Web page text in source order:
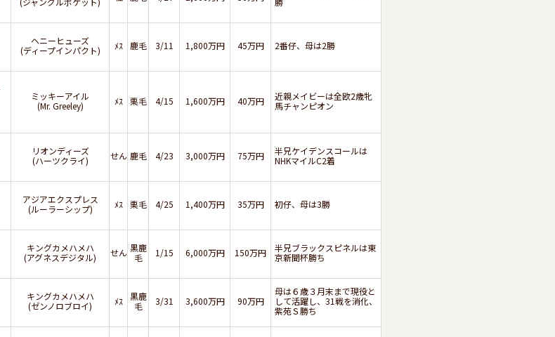
ヘニーヒューズ
(ディープインパクト)
ﾒｽ 鹿毛 3/11 1,800万円 45万円 2番仔、母は2勝
ミッキーアイル
(Mr. Greeley)
ﾒｽ 栗毛 4/15 1,600万円 40万円
近親メイビーは全欧2歳牝
馬チャンピオン
リオンディーズ
(ハーツクライ)
せん 鹿毛 4/23 3,000万円 75万円
半兄ケイデンスコールは
NHKマイルC2着
アジアエクスプレス
(ルーラーシップ)
ﾒｽ 栗毛 4/25 1,400万円 35万円 初仔、母は3勝
キングカメハメハ
(アグネスデジタル)
せん 黒鹿
毛
1/15 6,000万円 150万円
半兄ブラックスピネルは東
京新聞杯勝ち
キングカメハメハ
(ゼンノロブロイ)
ﾒｽ
黒鹿
毛
3/31 3,600万円 90万円
母は６歳３月末まで現役と
して活躍し、31戦を消化、
紫苑Ｓ勝ち